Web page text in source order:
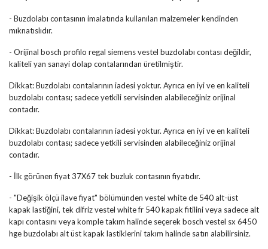
- Buzdolabı contasının imalatında kullanılan malzemeler kendinden
mıknatıslıdır.
- Orijinal bosch profilo regal siemens vestel buzdolabı contası değildir,
kaliteli yan sanayi dolap contalarından üretilmiştir.
Dikkat: Buzdolabı contalarının iadesi yoktur. Ayrıca en iyi ve en kaliteli
buzdolabı contası; sadece yetkili servisinden alabileceğiniz orijinal
contadır.
Dikkat: Buzdolabı contalarının iadesi yoktur. Ayrıca en iyi ve en kaliteli
buzdolabı contası; sadece yetkili servisinden alabileceğiniz orijinal
contadır.
- İlk görünen fiyat 37X67 tek buzluk contasının fiyatıdır.
- "Değişik ölçü ilave fiyat" bölümünden vestel white de 540 alt-üst
kapak lastiğini, tek difriz vestel white fr 540 kapak fitilini veya sadece alt
kapı contasını veya komple takım halinde seçerek bosch vestel sx 6450
hge buzdolabı alt üst kapak lastiklerini takım halinde satın alabilirsiniz.